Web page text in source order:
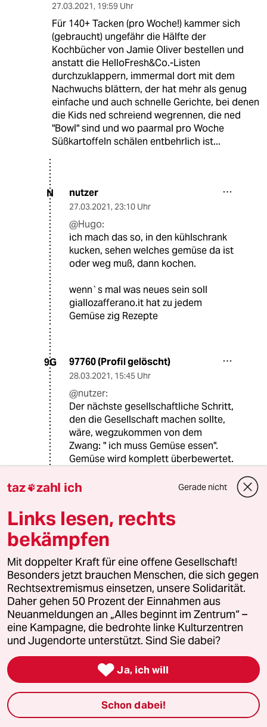
27.03.2021, 19:59 Uhr
Für 140+ Tacken (pro Woche!) kammer sich
(gebraucht) ungefähr die Hälfte der
Kochbücher von Jamie Oliver bestellen und
anstatt die HelloFresh&Co.-Listen
durchzuklappern, immermal dort mit dem
Nachwuchs blättern, der hat mehr als genug
einfache und auch schnelle Gerichte, bei denen
die Kids ned schreiend wegrennen, die ned
"Bowl" sind und wo paarmal pro Woche
Süßkartoffeln schälen entbehrlich ist...
N nutzer
27.03.2021, 23:10 Uhr
@Hugo:
ich mach das so, in den kühlschrank
kucken, sehen welches gemüse da ist
oder weg muß, dann kochen.
wenn`s mal was neues sein soll
giallozafferano.it hat zu jedem
Gemüse zig Rezepte
9G 97760 (Profil gelöscht)
28.03.2021, 15:45 Uhr
@nutzer:
Der nächste gesellschaftliche Schritt,
den die Gesellschaft machen sollte,
wäre, wegzukommen von dem
Zwang: " ich muss Gemüse essen".
Gemüse wird komplett überbewertet.
28.03.2021 09:43 Uhr
@nutzer:
Ich rate mal, daß die Kinder von
Natalie Tenberg ned italienisch
können ;) .
Hatt mir ein paar Bücher von dem
Engländer mal in der Bibliothek
ausgeliehen, deswegen die
Kinderkompatibilitätsempfehlung. Ich
selber hab hier u.a. das
Standardwerk von Paul Bocuse: "Die
Neue Küche" (auch gebraucht)
rumfliegen, da blätter ich immermal,
sind halt weitaus weniger Bilder
drinne als beim Jamie Oliver.
taz zahl ich Gerade nicht
Links lesen, rechts
bekämpfen
Mit doppelter Kraft für eine offene Gesellschaft!
Besonders jetzt brauchen Menschen, die sich gegen
Rechtsextremismus einsetzen, unsere Solidarität.
Daher gehen 50 Prozent der Einnahmen aus
Neuanmeldungen an „Alles beginnt im Zentrum“ –
eine Kampagne, die bedrohte linke Kulturzentren
und Jugendorte unterstützt. Sind Sie dabei?
 Ja, ich will
Schon dabei!